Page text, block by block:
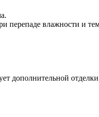
перепаде влажности и
дополнительной